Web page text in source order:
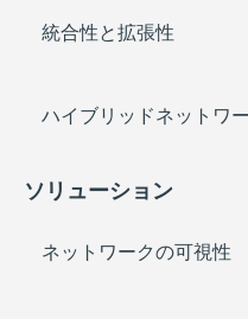
統合性と拡張性
ハイブリッドネットワ
ソリューション
ネットワークの可視性